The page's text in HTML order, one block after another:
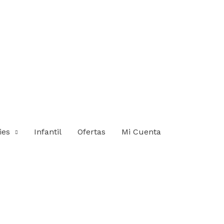
Infantil Ofertas Mi Cuenta